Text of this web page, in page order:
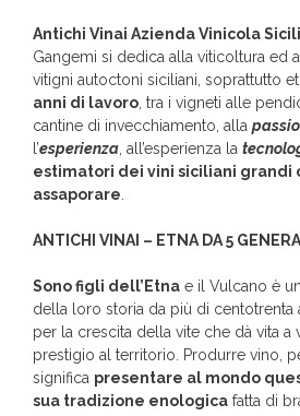
Antichi Vinai Azienda Vinicola
Gangemi si dedica alla viticoltura ed
vitigni autoctoni siciliani, soprattutto
anni di lavoro, tra i vigneti alle
cantine di invecchiamento, alla
l’esperienza, all’esperienza la
estimatori dei vini siciliani grandi
assaporare.
ANTICHI VINAI – ETNA DA 5
Sono figli dell’Etna e il Vulcano è
della loro storia da più di centotrenta
per la crescita della vite che dà vita a
prestigio al territorio. Produrre vino,
significa presentare al mondo
sua tradizione enologica fatta di